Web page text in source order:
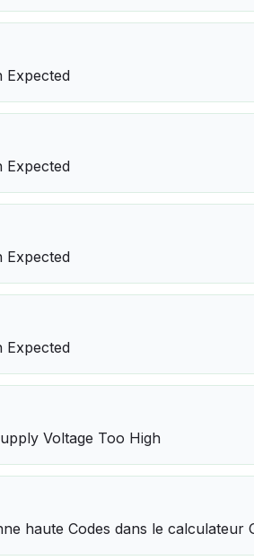
Expected
Expected
Expected
Expected
Voltage Too High
haute Codes dans le calculateur